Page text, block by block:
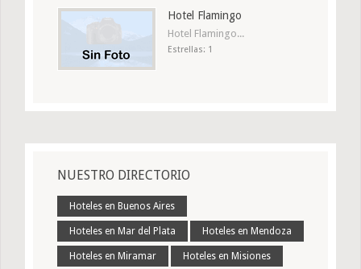
Hotel Flamingo
Hotel Flamingo...
Estrellas: 1
NUESTRO DIRECTORIO
Hoteles en Buenos Aires
Hoteles en Mar del Plata Hoteles en Mendoza
Hoteles en Miramar Hoteles en Misiones